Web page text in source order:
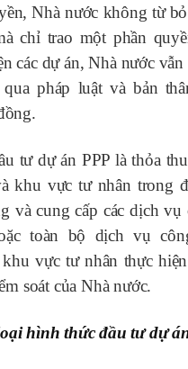
Nhà nước không từ
chỉ trao một phần
các dự án, Nhà nước
pháp luật và bản
tư dự án PPP là thỏa
khu vực tư nhân trong
và cung cấp các dịch vụ
toàn bộ dịch vụ
vực tư nhân thực
soát của Nhà nước.
hình thức đầu tư dự